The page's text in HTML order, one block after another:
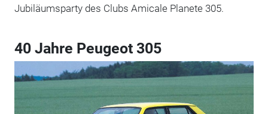
Jubiläumsparty des Clubs Amicale Planete 305.
40 Jahre Peugeot 305